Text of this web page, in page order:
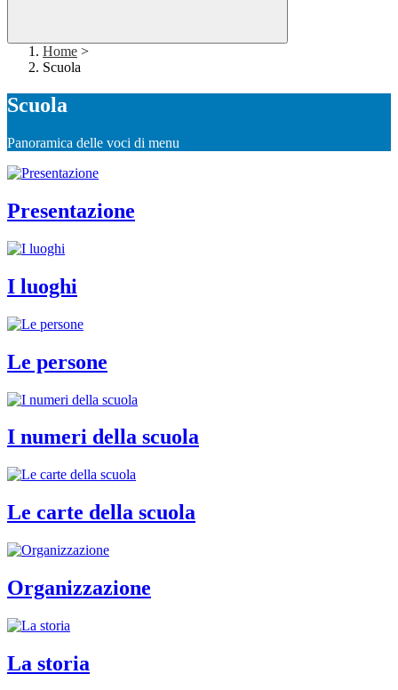
Home >
Scuola
Scuola
Panoramica delle voci di menu
Presentazione
I luoghi
Le persone
I numeri della scuola
Le carte della scuola
Organizzazione
La storia